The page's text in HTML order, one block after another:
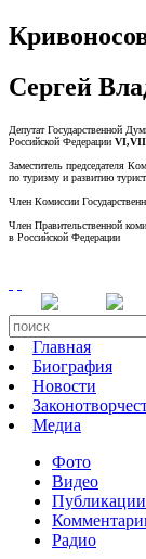
Сергей
Депутат Государственной
Российской Федерации
Заместитель председателя
по туризму и развитию
Член Комиссии
Член Правительственной
в Российской Федерации
Главная
Биография
Новости
Медиа
Фото
Видео
Публикации
Радио